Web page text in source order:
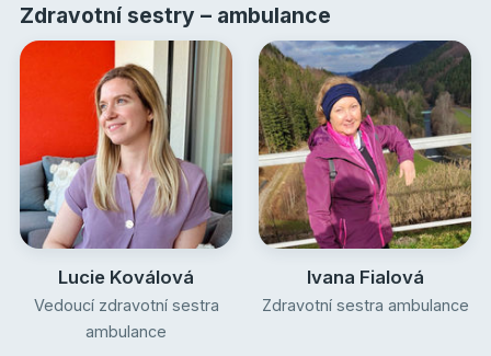
Zdravotní sestry – ambulance
Lucie Koválová
Vedoucí zdravotní sestra
ambulance
Ivana Fialová
Zdravotní sestra ambulance